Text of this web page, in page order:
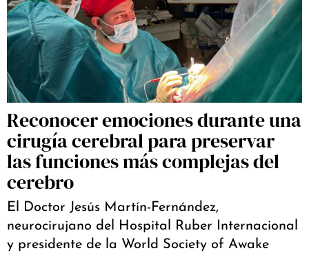
Reconocer emociones durante una
cirugía cerebral para preservar
las funciones más complejas del
cerebro
El Doctor Jesús Martín-Fernández,
neurocirujano del Hospital Ruber Internacional
y presidente de la World Society of Awake